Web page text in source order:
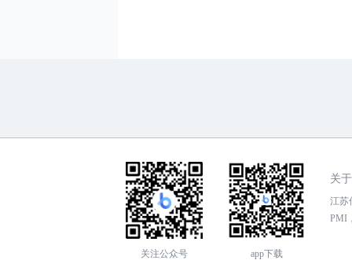
关注公众号 app下载
关
江苏
PMI